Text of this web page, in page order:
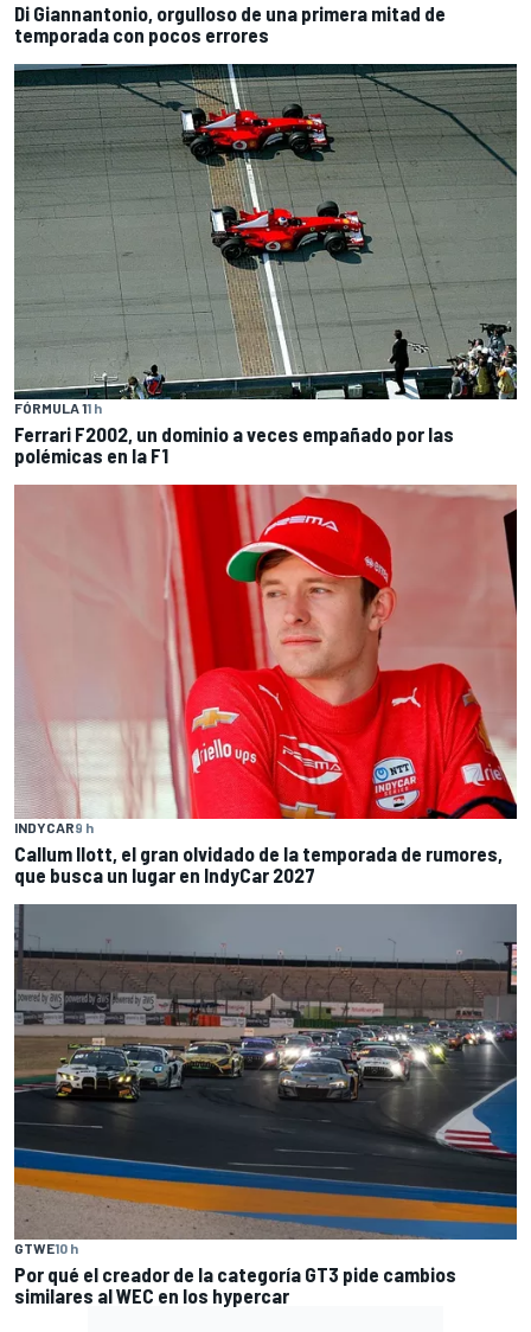
Di Giannantonio, orgulloso de una primera mitad de
temporada con pocos errores
FÓRMULA 11 h
Ferrari F2002, un dominio a veces empañado por las
polémicas en la F1
INDYCAR9 h
Callum Ilott, el gran olvidado de la temporada de rumores,
que busca un lugar en IndyCar 2027
GTWE10 h
Por qué el creador de la categoría GT3 pide cambios
similares al WEC en los hypercar